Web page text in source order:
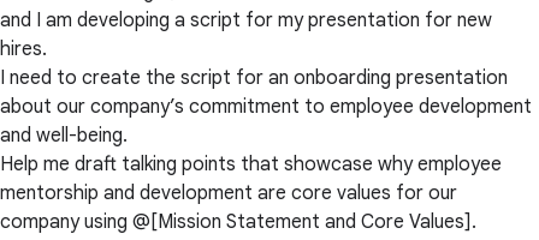
and I am developing a script for my presentation for new
hires.
I need to create the script for an onboarding presentation
about our company’s commitment to employee development
and well-being.
Help me draft talking points that showcase why employee
mentorship and development are core values for our
company using @[Mission Statement and Core Values].